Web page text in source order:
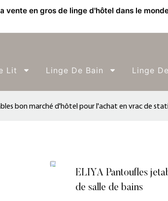
vente en gros de linge d'hôtel dans le
Lit Linge De Bain Linge
bon marché d'hôtel pour l'achat en vrac de
ELIYA Pantoufles
de salle de bains